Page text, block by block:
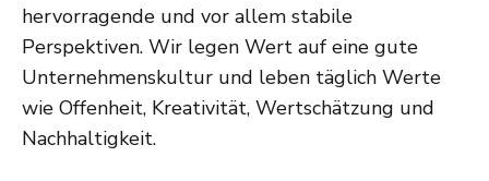
hervorragende und vor allem stabile
Perspektiven. Wir legen Wert auf eine gute
Unternehmenskultur und leben täglich Werte
wie Offenheit, Kreativität, Wertschätzung und
Nachhaltigkeit.